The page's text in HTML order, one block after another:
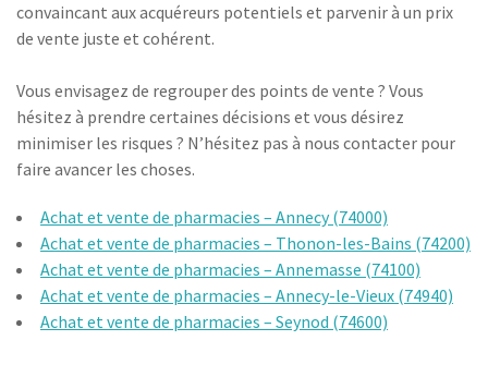
convaincant aux acquéreurs potentiels et parvenir à un prix
de vente juste et cohérent.
Vous envisagez de regrouper des points de vente ? Vous
hésitez à prendre certaines décisions et vous désirez
minimiser les risques ? N’hésitez pas à nous contacter pour
faire avancer les choses.
Achat et vente de pharmacies – Annecy (74000)
Achat et vente de pharmacies – Thonon-les-Bains (74200)
Achat et vente de pharmacies – Annemasse (74100)
Achat et vente de pharmacies – Annecy-le-Vieux (74940)
Achat et vente de pharmacies – Seynod (74600)